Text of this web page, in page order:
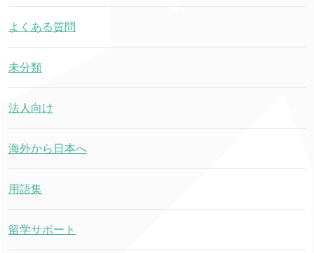
よくある質問
未分類
法人向け
海外から日本へ
用語集
留学サポート